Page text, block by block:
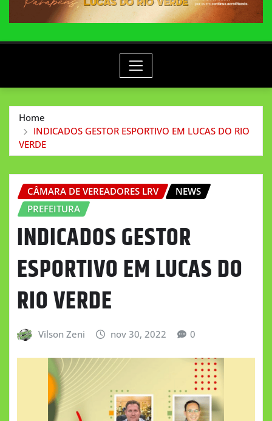
Home
INDICADOS GESTOR ESPORTIVO EM LUCAS DO RIO
VERDE
CÂMARA DE VEREADORES LRV
NEWS
PREFEITURA
INDICADOS GESTOR
ESPORTIVO EM LUCAS DO
RIO VERDE
Vilson Zeni nov 30, 2022 0